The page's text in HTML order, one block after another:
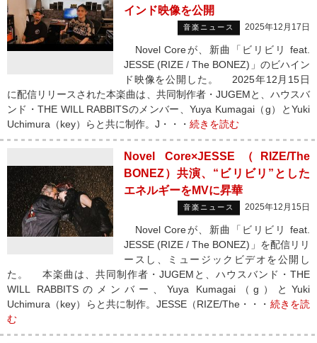
インド映像を公開
音楽ニュース 2025年12月17日
Novel Coreが、新曲「ビリビリ feat.
JESSE (RIZE / The BONEZ)」のビハイン
ド映像を公開した。 2025年12月15日
に配信リリースされた本楽曲は、共同制作者・JUGEMと、ハウスバ
ンド・THE WILL RABBITSのメンバー、Yuya Kumagai（g）とYuki
Uchimura（key）らと共に制作。J・・・ 続きを読む
Novel Core×JESSE（RIZE/The
BONEZ）共演、“ビリビリ”とした
エネルギーをMVに昇華
音楽ニュース 2025年12月15日
Novel Coreが、新曲「ビリビリ feat.
JESSE (RIZE / The BONEZ)」を配信リリ
ースし、ミュージックビデオを公開し
た。 本楽曲は、共同制作者・JUGEMと、ハウスバンド・THE
WILL RABBITSのメンバー、Yuya Kumagai（g）とYuki
Uchimura（key）らと共に制作。JESSE（RIZE/The・・・ 続きを読
む